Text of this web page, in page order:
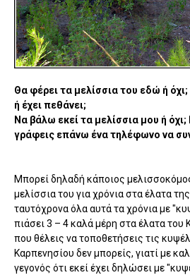
Θα φέρει τα μελίσσια του εδώ ή
ή έχει πεθάνει;
Να βάλω εκεί τα μελίσσια μου ή
γράφεις επάνω ένα τηλέφωνο να
Μπορεί δηλαδή κάποιος
μελίσσια του για χρόνια στα έλατα
ταυτόχρονα όλα αυτά τα χρόνια με
πιάσει 3 – 4 καλά μέρη στα έλατα του
που θέλεις να τοποθετήσεις τις
Καρπενησίου δεν μπορείς, γιατί με
γεγονός ότι εκεί έχει δηλώσει με